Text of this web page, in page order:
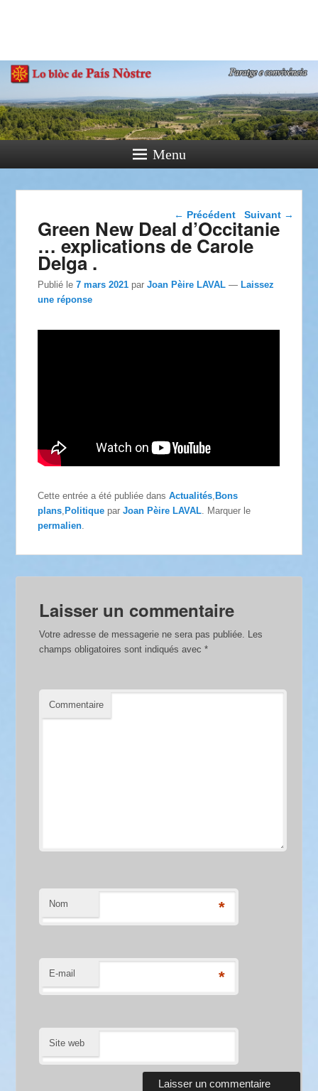
Paratge e Convivència
Menu
Navigation dans les
articles
← Précédent Suivant →
Green New Deal d’Occitanie
… explications de Carole
Delga .
Publié le7 mars 2021 parJoan Pèire LAVAL —Laissez
une réponse
Cette entrée a été publiée dansActualités, Bons
plans, Politique parJoan Pèire LAVAL. Marquer le
permalien.
Laisser un commentaire
Votre adresse de messagerie ne sera pas publiée. Les
champs obligatoires sont indiqués avec*
Commentaire
Nom *
E-mail *
Site web